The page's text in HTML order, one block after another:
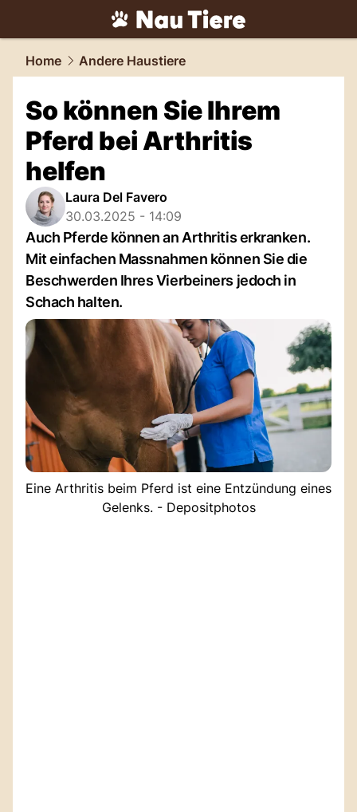
tiere.NAU.ch
Home Andere Haustiere
So können Sie Ihrem
Pferd bei Arthritis
helfen
Laura Del Favero
30.03.2025 - 14:09
Auch Pferde können an Arthritis erkranken.
Mit einfachen Massnahmen können Sie die
Beschwerden Ihres Vierbeiners jedoch in
Schach halten.
Eine Arthritis beim Pferd ist eine Entzündung eines
Gelenks. - Depositphotos